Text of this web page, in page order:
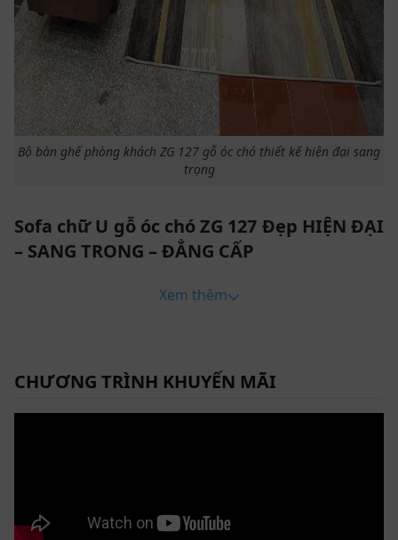
Bộ bàn ghế phòng khách ZG 127 gỗ óc chó thiết kế hiện đại sang
trọng
Sofa chữ U gỗ óc chó ZG 127 Đẹp HIỆN ĐẠI
– SANG TRỌNG – ĐẲNG CẤP
Trên thị trường hiện nay có rất nhiều mẫu sofa khác
ghế sofa chữ U gỗ óc chó. Đáp ứng đầy đủ yếu tố của
mốt.
Xem thêm
CHƯƠNG TRÌNH KHUYẾN MÃI